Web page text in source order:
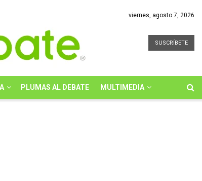
viernes, agosto 7, 2026
SUSCRÍBETE
PLUMAS AL DEBATE MULTIMEDIA